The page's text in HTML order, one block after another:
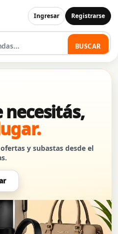
Ingresar Registrarse
BUSCAR
necesitás,
y subastas desde el